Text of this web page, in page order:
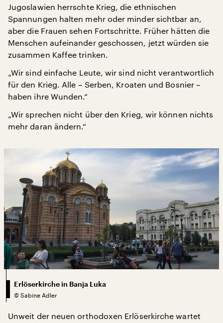
Jugoslawien herrschte Krieg, die ethnischen
Spannungen halten mehr oder minder sichtbar an,
aber die Frauen sehen Fortschritte. Früher hätten die
Menschen aufeinander geschossen, jetzt würden sie
zusammen Kaffee trinken.
„Wir sind einfache Leute, wir sind nicht verantwortlich
für den Krieg. Alle – Serben, Kroaten und Bosnier –
haben ihre Wunden.“
„Wir sprechen nicht über den Krieg, wir können nichts
mehr daran ändern.“
Erlöserkirche in Banja Luka
© Sabine Adler
Unweit der neuen orthodoxen Erlöserkirche wartet